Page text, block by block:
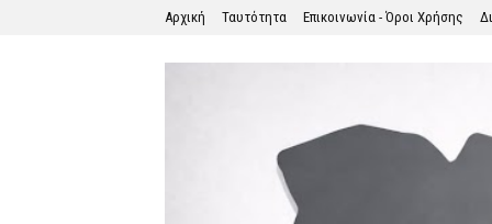
Αρχική Ταυτότητα Επικοινωνία - Όροι Χρήσης